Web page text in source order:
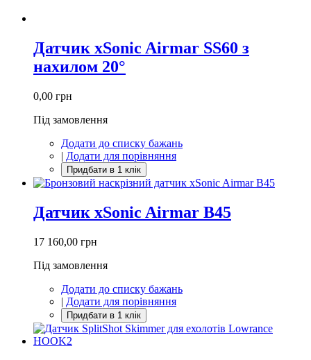
Датчик xSonic Airmar SS60 з
нахилом 20°
0,00 грн
Під замовлення
Додати до списку бажань
| Додати для порівняння
Датчик xSonic Airmar B45
17 160,00 грн
Під замовлення
Додати до списку бажань
| Додати для порівняння